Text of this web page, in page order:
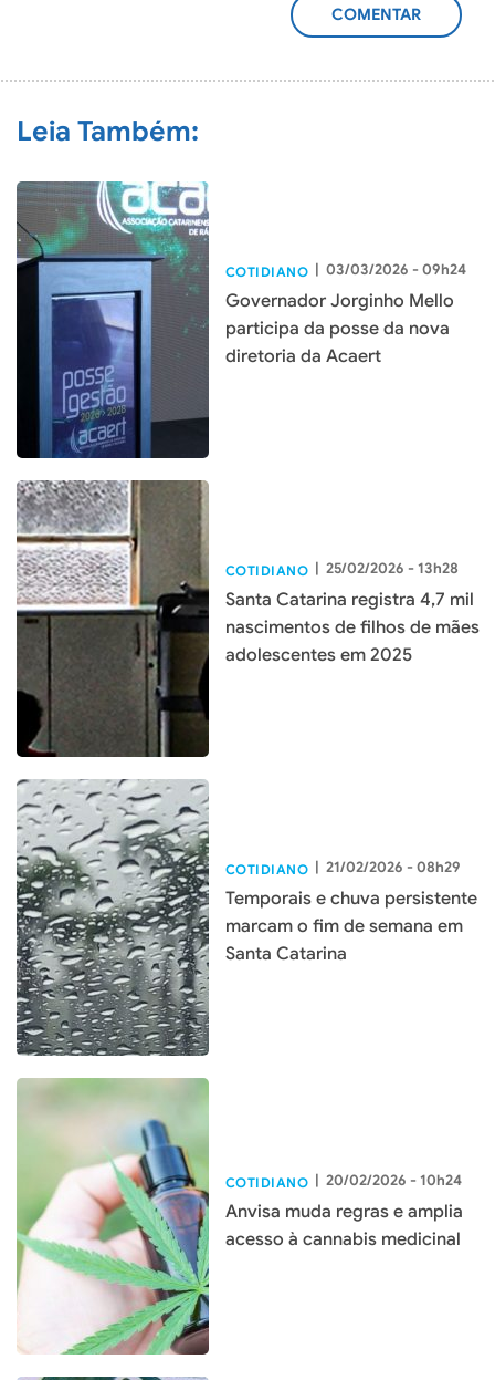
ADICIONAR
Leia Também:
COTIDIANO | 03/03/2026 - 09h24
Governador Jorginho Mello
participa da posse da nova
diretoria da Acaert
COTIDIANO | 25/02/2026 - 13h28
Santa Catarina registra 4,7 mil
nascimentos de filhos de mães
adolescentes em 2025
COTIDIANO | 21/02/2026 - 08h29
Temporais e chuva persistente
marcam o fim de semana em
Santa Catarina
COTIDIANO | 20/02/2026 - 10h24
Anvisa muda regras e amplia
acesso à cannabis medicinal